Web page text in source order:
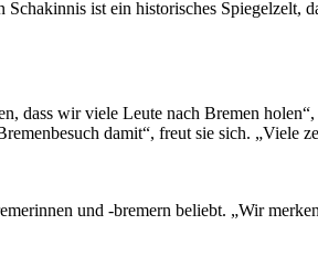
ist ein historisches Spiegelzelt,
dass wir viele Leute nach Bremen
damit“, freut sie sich. „Viele
und -bremern beliebt. „Wir